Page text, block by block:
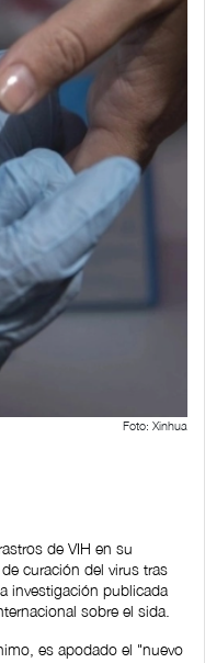
Foto: Xinhua
de VIH en su
curación del virus tras
investigación publicada
sobre el sida.
es apodado el "nuevo